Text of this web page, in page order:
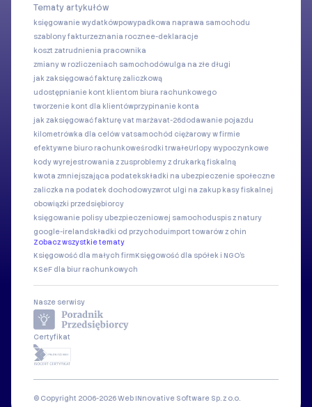
Tematy artykułów
księgowanie wydatkówpowypadkowa naprawa samochodu
szablony fakturzeznania rocznee-deklaracje
koszt zatrudnienia pracownika
zmiany w rozliczeniach samochodówulga na złe długi
jak zaksięgować fakturę zaliczkową
udostępnianie kont klientom biura rachunkowego
tworzenie kont dla klientówprzypinanie konta
jak zaksięgować fakturę vat marżavat-26dodawanie pojazdu
kilometrówka dla celów vatsamochód ciężarowy w firmie
efektywne biuro rachunkoweśrodki trwałeUrlopy wypoczynkowe
kody wyrejestrowania z zusproblemy z drukarką fiskalną
kwota zmniejszająca podatekskładki na ubezpieczenie społeczne
zaliczka na podatek dochodowyzwrot ulgi na zakup kasy fiskalnej
obowiązki przedsiębiorcy
księgowanie polisy ubezpieczeniowej samochoduspis z natury
google-irelandskładki od przychoduimport towarów z chin
Zobacz wszystkie tematy
Księgowość dla małych firmKsięgowość dla spółek i NGO's
KSeF dla biur rachunkowych
Nasze serwisy
Certyfikat
© Copyright 2006-2026 Web INnovative Software Sp. z o.o.